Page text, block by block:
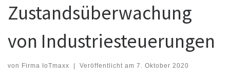
Zustandsüberwachung
von Industriesteuerungen
von Firma IoTmaxx | Veröffentlicht am 7. Oktober 2020